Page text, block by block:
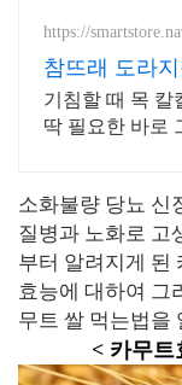
https://
기침할 때 목 칼칼할 때 감기기운 에
딱 필요한 바로
소화불량 당뇨 신
질병과 노화로 고
부터 알려지게 된
효능에 대하여 그
무트 쌀 먹는법을
< 카무트